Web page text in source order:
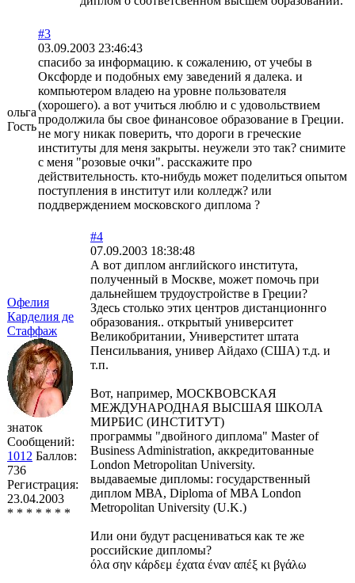
ольга
Гость
#3
03.09.2003 23:46:43
спасибо за информацию. к сожалению, от учебы в
Оксфорде и подобных ему заведений я далека. и
компьютером владею на уровне пользователя
(хорошего). а вот учиться люблю и с удовольствием
продолжила бы свое финансовое образование в Греции.
не могу никак поверить, что дороги в греческие
институты для меня закрыты. неужели это так? снимите
с меня "розовые очки". расскажите про
действительность. кто-нибудь может поделиться опытом
поступления в институт или колледж? или
поддверждением московского диплома ?
Офелия
Карделия де
Стаффаж
знаток
Сообщений:
1012 Баллов:
736
Регистрация:
23.04.2003
* * * * * * *
#4
07.09.2003 18:38:48
А вот диплом английского института,
полученный в Москве, может помочь при
дальнейшем трудоустройстве в Греции?
Здесь столько этих центров дистанционнго
образования.. открытый университет
Великобритании, Универститет штата
Пенсильвания, универ Айдахо (США) т.д. и
т.п.
Вот, например, МОСКВОВСКАЯ
МЕЖДУНАРОДНАЯ ВЫСШАЯ ШКОЛА
МИРБИС (ИНСТИТУТ)
программы "двойного диплома" Master of
Business Administration, аккредитованные
London Metropolitan University.
выдаваемые дипломы: государственный
диплом МВА, Diploma of MBA London
Metropolitan University (U.K.)
Или они будут расцениваться как те же
российские дипломы?
όλα σην κάρδεμ έχατα έναν απέξ κι βγάλω